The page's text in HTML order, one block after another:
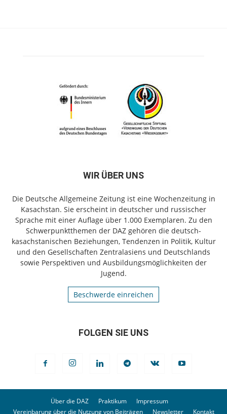
WIR ÜBER UNS
Die Deutsche Allgemeine Zeitung ist eine Wochenzeitung in
Kasachstan. Sie erscheint in deutscher und russischer
Sprache mit einer Auflage über 1.000 Exemplaren. Zu den
Schwerpunktthemen der DAZ gehören die deutsch-
kasachstanischen Beziehungen, Tendenzen in Politik, Kultur
und den Gesellschaften Zentralasiens und Deutschlands
sowie Perspektiven und Ausbildungsmöglichkeiten der
Jugend.
Beschwerde einreichen
FOLGEN SIE UNS
Über die DAZ Praktikum
Impressum
Vereinbarung über die Nutzung von Beiträgen
Newsletter Kontakt